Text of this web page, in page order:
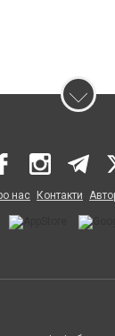
нас Контакти